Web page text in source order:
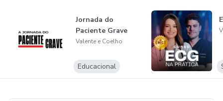
Jornada do
Paciente Grave
Valente e Coelho
Educacional